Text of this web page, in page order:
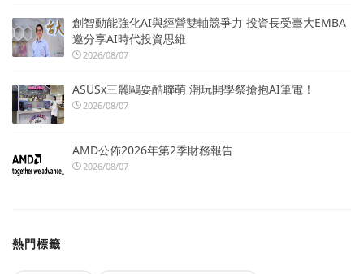
創智動能強化AI與經營雙軸競爭力 投資長受臺大EMBA
邀分享AI時代投資思維
2026/08/07
ASUSx三麗鷗耍酷聯萌 潮玩開學祭搶抱AI筆電！
2026/08/07
AMD公佈2026年第2季財務報告
2026/08/07
熱門標籤